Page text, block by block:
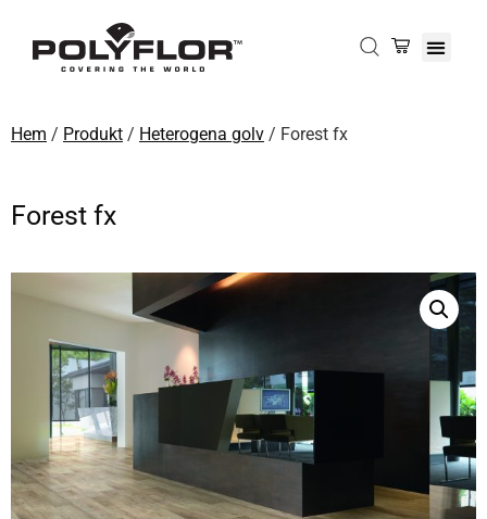
Hem / Produkt / Heterogena golv / Forest fx
Forest fx